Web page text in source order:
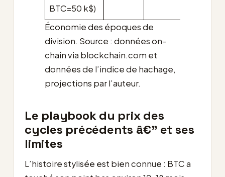
BTC=50 k$)
Économie des époques de
division. Source : données on-
chain via blockchain.com et
données de l’indice de hachage,
projections par l’auteur.
Le playbook du prix des
cycles précédents â€” et ses
limites
L’histoire stylisée est bien connue : BTC a